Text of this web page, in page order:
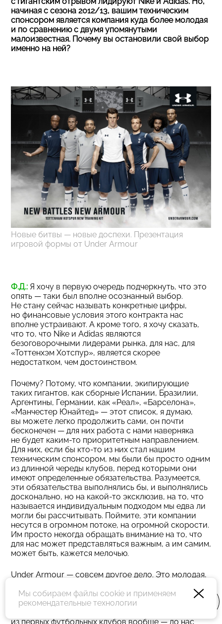
начиная с сезона 2012/13, вашим техническим
спонсором является компания куда более молодая
и по сравнению с двумя упомянутыми
малоизвестная. Почему вы остановили свой выбор
именно на ней?
Новые битвы — новые доспехи. Презентация
игровой формы от Under Armour
Ф.Д.: Я хочу в первую очередь подчеркнуть, что это
опять — таки был вполне осознанный выбор.
Не стану сейчас называть конкретные цифры,
но финансовые условия этого контракта нас
вполне устраивают. А кроме того, я хочу сказать,
что то, что Nike и Adidas являются
безоговорочными лидерами рынка, для нас, для
«Тоттенхэм Хотспур», является скорее
недостатком, чем достоинством.
Почему? Потому, что компании, экипирующие
таких гигантов, как сборные Испании, Бразилии,
Аргентины, Германии, как «Реал», «Барселона»,
«Манчестер Юнайтед» — этот список, я думаю,
вы можете легко продолжить сами, он почти
бесконечен — для них работа с нами наверняка
не будет каким-то приоритетным направлением.
Для них, если бы кто-то из них стал нашим
техническим спонсором, мы были бы просто одним
из длинной череды клубов, перед которыми они
имеют определенные обязательства. Разумеется,
эти обязательства выполнялись бы, и выполнялись
досконально, но на какой-то эксклюзив, на то, что
называется индивидуальным подходом мы едва ли
могли бы рассчитывать. Поймите, эти компании
несутся в огромном потоке, на огромной скорости.
Им просто некогда обращать внимание на то, что
для нас может представляться важным, а им самим,
может быть, кажется мелочью.
Under Armour — совсем другое дело. Это молодая,
растущая и рвущаяся на новые, еще не освоенные
ею рынки. Мы для них — первый клуб Английской
из первых футбольных клубов вообще — до нас
Мы собираем файлы cookie и применяем
рекомендательные технологии